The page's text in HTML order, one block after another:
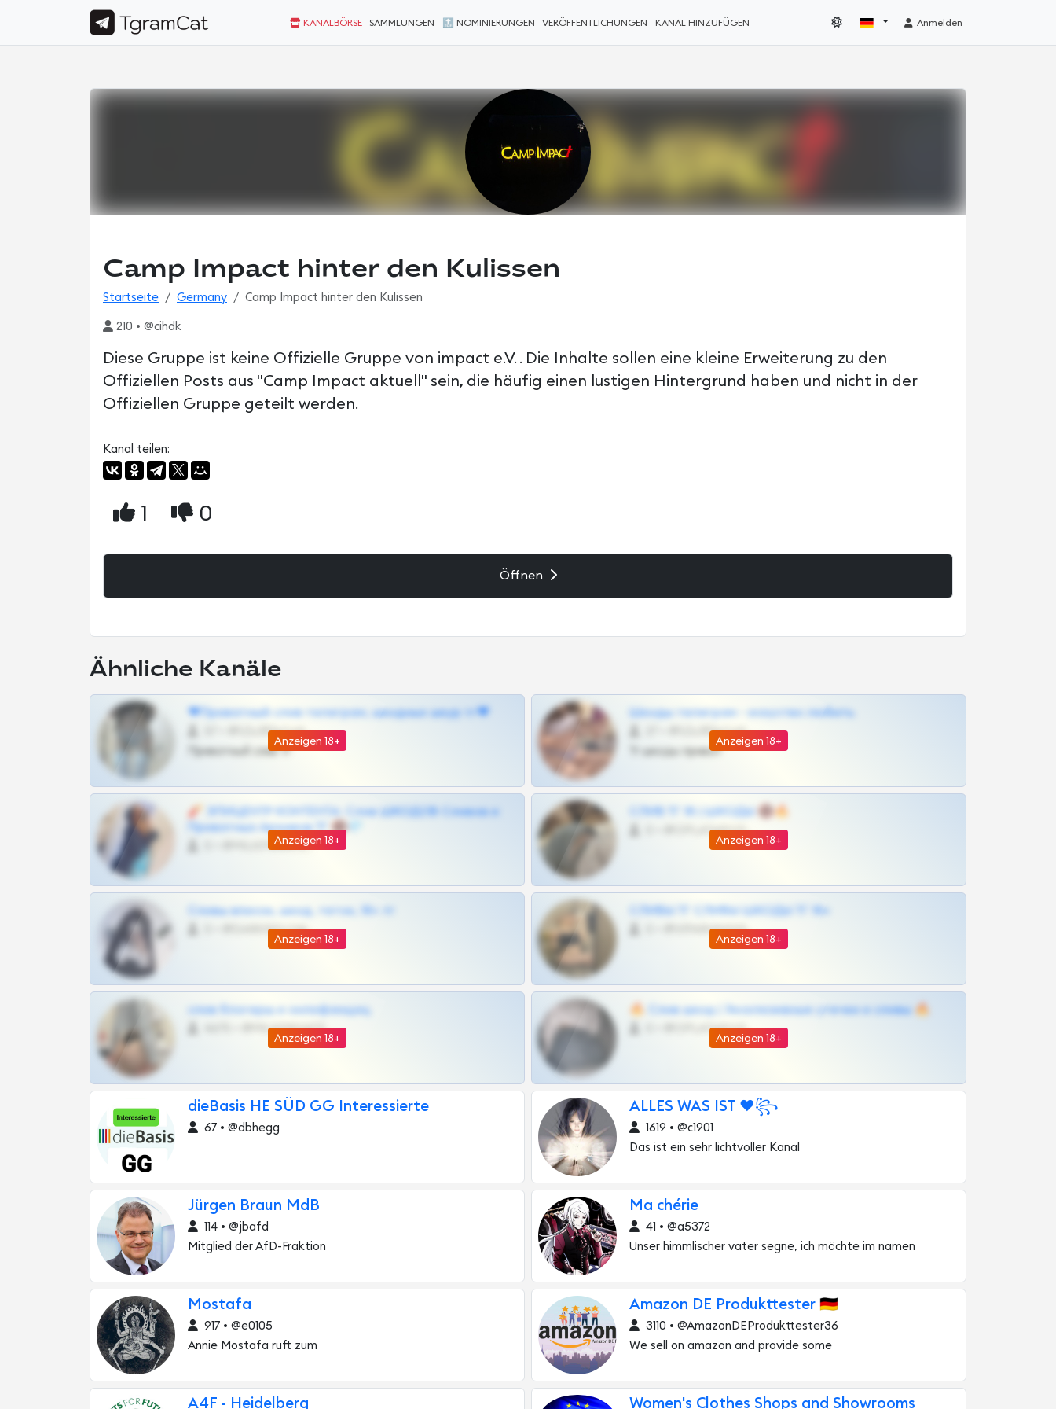
KANALBÖRSE SAMMLUNGEN 🔝 NOMINIERUNGEN VERÖFFENTLICHUNGEN KANAL HINZUFÜGEN Anmelden
Camp Impact hinter den Kulissen
Startseite Germany Camp Impact hinter den Kulissen
210 • @cihdk
Diese Gruppe ist keine Offizielle Gruppe von impact e.V. . Die Inhalte sollen eine kleine Erweiterung zu den
Offiziellen Posts aus "Camp Impact aktuell" sein, die häufig einen lustigen Hintergrund haben und nicht in der
Offiziellen Gruppe geteilt werden.
Kanal teilen:
1 0
Öffnen
Ähnliche Kanäle
Anzeigen 18+
❤Приватный слив телеграм, шкодных шкур тг❤
@SZu3ll3sCatt_bot
Приватный слив тг
Anzeigen 18+
Шкоды телеграм - искуство любить
@SZu3ll3sCatt_bot
Тг шкоды приват
Anzeigen 18+
🧨 ЭПИЦЕНТР КОНТЕНТА: Слив ШКОДОВ Сливов и
Приватных Архивов ТГ 🔞💎
@MILKPRIVATES39BOT
Anzeigen 18+
СЛИВ ТГ 18 | ШКОДЫ 🔞🔥
@OPLATAPODPSK1BOT
Anzeigen 18+
Сливы вписок, шкод, теток, 18+ тг
@DARK15FLOWSBOT
Anzeigen 18+
СЛИВЫ ТГ СЛИВЫ ШКОДЫ ТГ 18+
@VIPARHIVS55BOT
Anzeigen 18+
слив блогерш и онлифанщиц
@MILKPRIVATES39BOT
Anzeigen 18+
🔥 Слив шкод | Эксклюзивные утечки и сливы 🔥
@OPLATAPODPSK1BOT
dieBasis HE SÜD GG Interessierte
67 • @dbhegg
ALLES WAS IST ♥️꧂
1619 • @c1901
Das ist ein sehr lichtvoller Kanal
Jürgen Braun MdB
114 • @jbafd
Mitglied der AfD-Fraktion
Ma chérie
41 • @a5372
Unser himmlischer vater segne, ich möchte im namen
‏Mostafa
917 • @e0105
Annie Mostafa ruft zum
Amazon DE Produkttester 🇩🇪
3110 • @AmazonDEProdukttester36
We sell on amazon and provide some
A4F - Heidelberg Women's Clothes Shops and Showrooms